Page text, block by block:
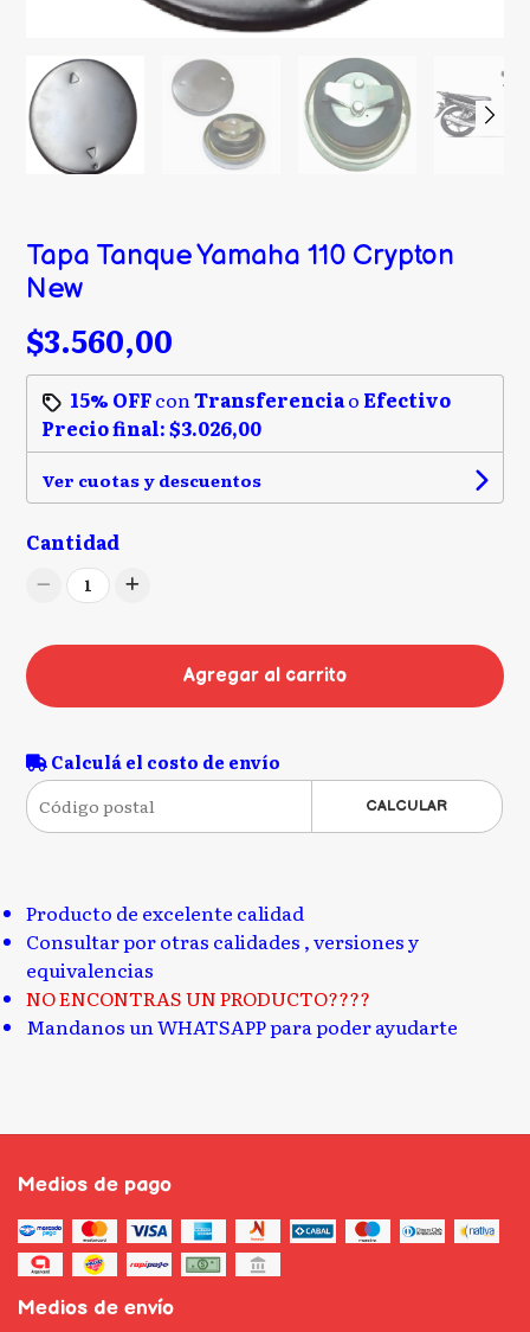
Tapa Tanque Yamaha 110 Crypton
New
$3.560,00
15% OFFconTransferenciao Efectivo
Precio final:$3.026,00
Ver cuotas y descuentos
Cantidad
1
Agregar al carrito
Calculá el costo de envío
CALCULAR
Producto de excelente calidad
Consultar por otras calidades , versiones y
equivalencias
NO ENCONTRAS UN PRODUCTO????
Mandanos un WHATSAPP para poder ayudarte
Medios de pago
Medios de envío